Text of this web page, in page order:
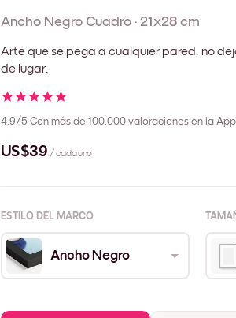
Ancho Negro Cuadro · 21x28 cm
Arte que se pega a cualquier pared, no
de lugar.
4.9/5 Con más de 100.000 valoraciones en la
US$39 / cada uno
ESTILO DEL MARCO
Ancho Negro